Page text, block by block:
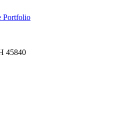
Portfolio
45840